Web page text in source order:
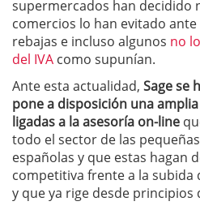
supermercados han decidido
comercios lo han evitado
rebajas e incluso algunos no
del IVA como supunían.
Ante esta actualidad, Sage se
pone a disposición una
ligadas a la asesoría on-line
todo el sector de las
españolas y que estas hagan
competitiva frente a la subida
y que ya rige desde principios